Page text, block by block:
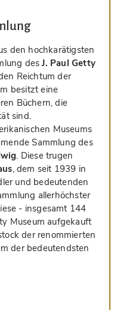
den hochkarätigsten
desJ. Paul Getty
Reichtum der
besitzt eine
Büchern, die
sind.
Museums
Sammlung des
. Diese trugen
, dem seit 1939 in
und bedeutenden
allerhöchster
- insgesamt 144
Museum aufgekauft
der renommierten
der bedeutendsten